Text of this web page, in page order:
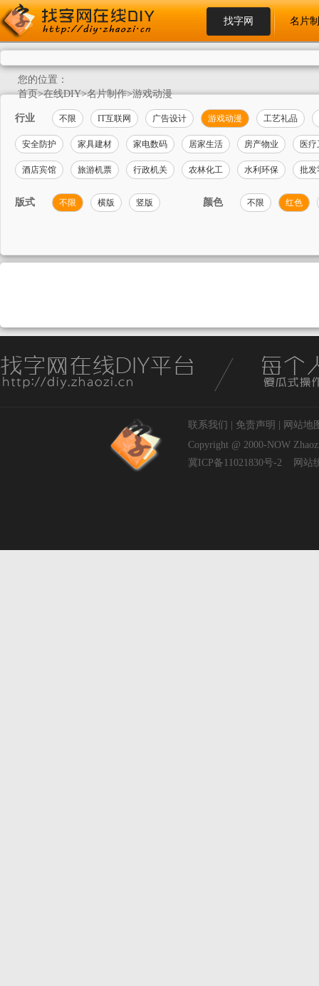
找字网 名片
您的位置：
首页>在线DIY>名片制作>游戏动漫
行业 不限 IT互联网 广告设计 游戏动漫 工艺礼品
安全防护 家具建材 家电数码 居家生活 房产物业 医
酒店宾馆 旅游机票 行政机关 农林化工 水利环保 批发
版式 不限 横版 竖版 颜色 不限 红色
联系我们 免责声明
网站地
Copyright @ 2000-NOW
冀ICP备11021830号-2
网站